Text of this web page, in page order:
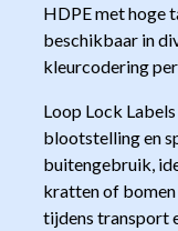
HDPE met hoge
beschikbaar in
kleurcodering
Loop Lock
blootstelling en
buitengebruik,
kratten of
tijdens transport